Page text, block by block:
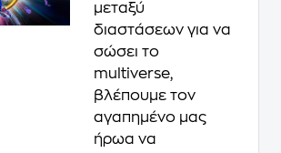
μεταξύ
διαστάσεων για να
σώσει το
multiverse,
βλέπουμε τον
αγαπημένο μας
ήρωα να